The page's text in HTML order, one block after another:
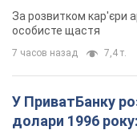
мають
За розвитком кар'єри
особисте щастя
7 часов назад 7,4 т.
У ПриватБанку
долари 1996